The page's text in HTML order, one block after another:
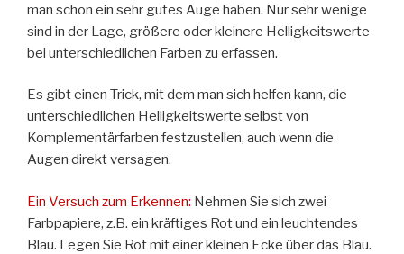
man schon ein sehr gutes Auge haben. Nur sehr wenige
sind in der Lage, größere oder kleinere Helligkeitswerte
bei unterschiedlichen Farben zu erfassen.
Es gibt einen Trick, mit dem man sich helfen kann, die
unterschiedlichen Helligkeitswerte selbst von
Komplementärfarben festzustellen, auch wenn die
Augen direkt versagen.
Ein Versuch zum Erkennen: Nehmen Sie sich zwei
Farbpapiere, z.B. ein kräftiges Rot und ein leuchtendes
Blau. Legen Sie Rot mit einer kleinen Ecke über das Blau.